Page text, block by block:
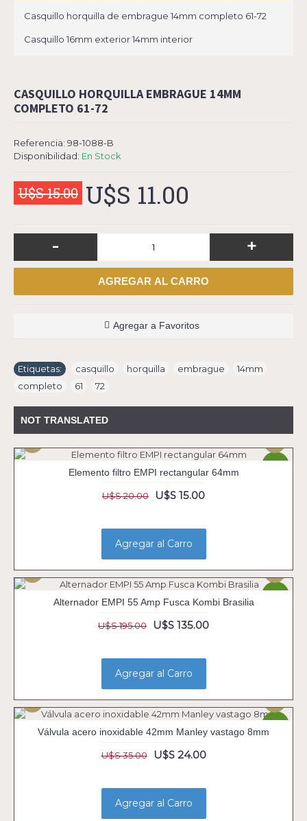
Casquillo horquilla de embrague 14mm completo 61-72
Casquillo 16mm exterior 14mm interior
CASQUILLO HORQUILLA EMBRAGUE 14MM
COMPLETO 61-72
Referencia: 98-1088-B
Disponibilidad: En Stock
U$S 15.00 U$S 11.00
- +
AGREGAR AL CARRO
Agregar a Favoritos
Etiquetas: casquillo horquilla embrague 14mm
completo
61 72
NOT TRANSLATED
Elemento filtro EMPI rectangular 64mm
U$S 20.00 U$S 15.00
Agregar al Carro
Alternador EMPI 55 Amp Fusca Kombi Brasilia
U$S 195.00 U$S 135.00
Agregar al Carro
Válvula acero inoxidable 42mm Manley vastago 8mm
U$S 35.00 U$S 24.00
Agregar al Carro